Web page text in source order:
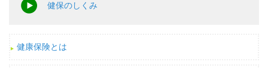
健保のしくみ
健康保険とは